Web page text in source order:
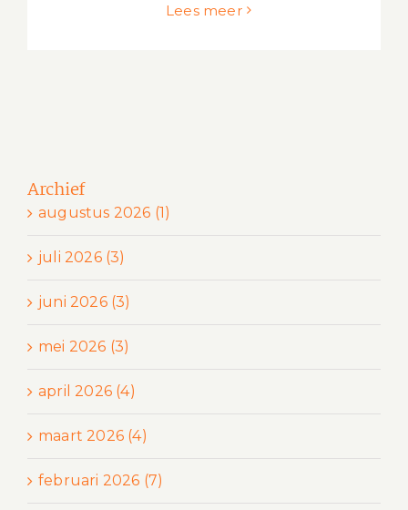
Lees meer
Archief
augustus 2026 (1)
juli 2026 (3)
juni 2026 (3)
mei 2026 (3)
april 2026 (4)
maart 2026 (4)
februari 2026 (7)